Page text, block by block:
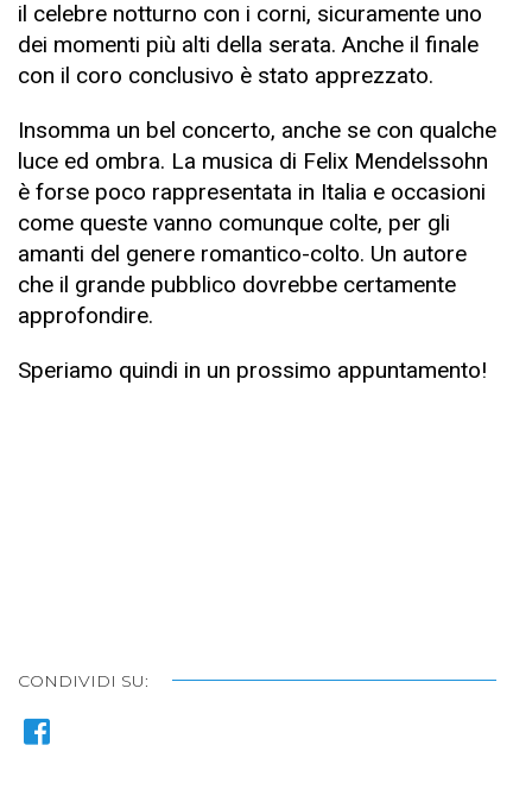
il celebre notturno con i corni, sicuramente uno
dei momenti più alti della serata. Anche il finale
con il coro conclusivo è stato apprezzato.
Insomma un bel concerto, anche se con qualche
luce ed ombra. La musica di Felix Mendelssohn
è forse poco rappresentata in Italia e occasioni
come queste vanno comunque colte, per gli
amanti del genere romantico-colto. Un autore
che il grande pubblico dovrebbe certamente
approfondire.
Speriamo quindi in un prossimo appuntamento!
CONDIVIDI SU: